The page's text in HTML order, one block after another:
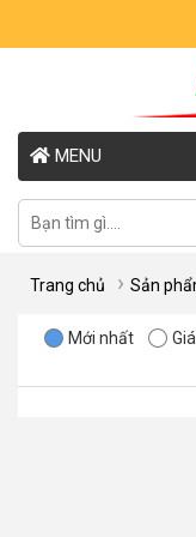
MENU
Trang chủ Sản
Mới nhất